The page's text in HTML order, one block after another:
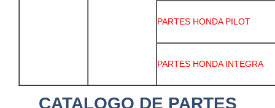
PARTES HONDA PILOT
PARTES HONDA INTEGRA
CATALOGO DE PARTES